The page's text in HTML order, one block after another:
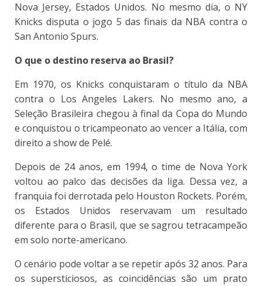
Nova Jersey, Estados Unidos. No mesmo dia, o NY
Knicks disputa o jogo 5 das finais da NBA contra o
San Antonio Spurs.
O que o destino reserva ao Brasil?
Em 1970, os Knicks conquistaram o título da NBA
contra o Los Angeles Lakers. No mesmo ano, a
Seleção Brasileira chegou à final da Copa do Mundo
e conquistou o tricampeonato ao vencer a Itália, com
direito a show de Pelé.
Depois de 24 anos, em 1994, o time de Nova York
voltou ao palco das decisões da liga. Dessa vez, a
franquia foi derrotada pelo Houston Rockets. Porém,
os Estados Unidos reservavam um resultado
diferente para o Brasil, que se sagrou tetracampeão
em solo norte-americano.
O cenário pode voltar a se repetir após 32 anos. Para
os supersticiosos, as coincidências são um prato